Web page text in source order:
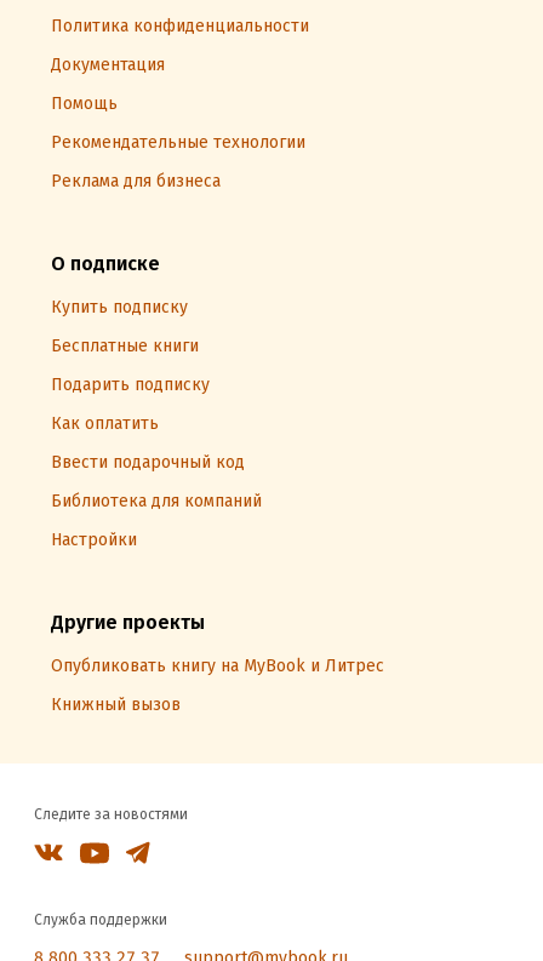
Политика конфиденциальности
Документация
Помощь
Рекомендательные технологии
Реклама для бизнеса
О подписке
Купить подписку
Бесплатные книги
Подарить подписку
Как оплатить
Ввести подарочный код
Библиотека для компаний
Настройки
Другие проекты
Опубликовать книгу на MyBook и Литрес
Книжный вызов
Следите за новостями
Служба поддержки